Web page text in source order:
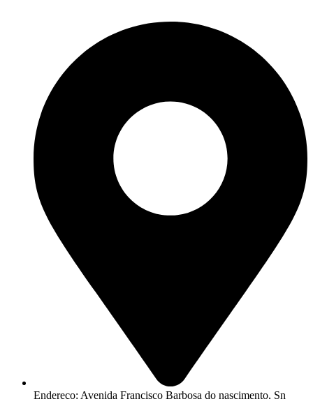
Endereço: Avenida Francisco Barbosa do nascimento, Sn